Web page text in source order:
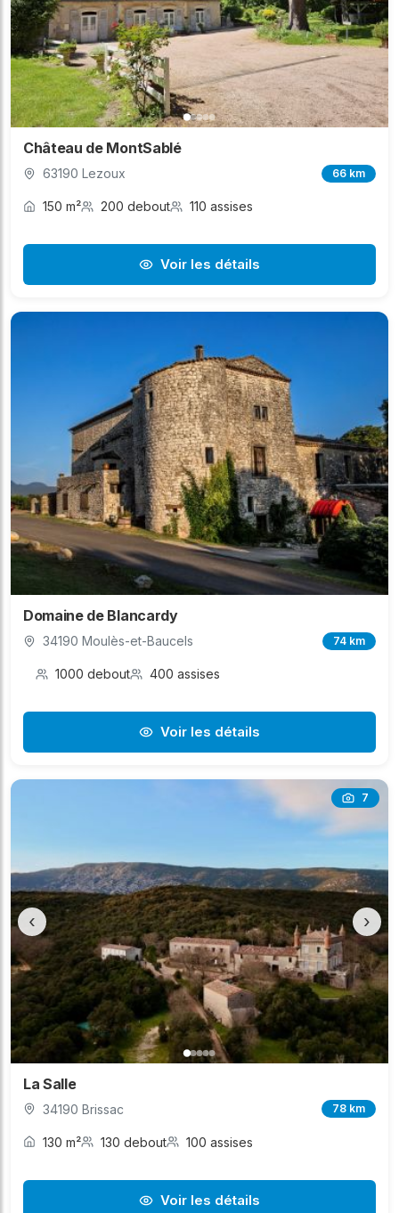
Château de MontSablé
63190 Lezoux 66 km
150 m² 200 debout 110 assises
Voir les détails
Domaine de Blancardy
34190 Moulès-et-Baucels 74 km
1000 debout 400 assises
Voir les détails
7
‹ ›
La Salle
34190 Brissac 78 km
130 m² 130 debout 100 assises
Voir les détails